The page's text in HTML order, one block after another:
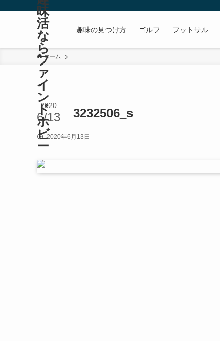
味
活
な
ら
フ
ァ
イ
ン
ド
ホ
ビ
ー
趣味の見つけ方 ゴルフ フットサル
ホーム
3232506_s
2020
6/13
2020年6月13日